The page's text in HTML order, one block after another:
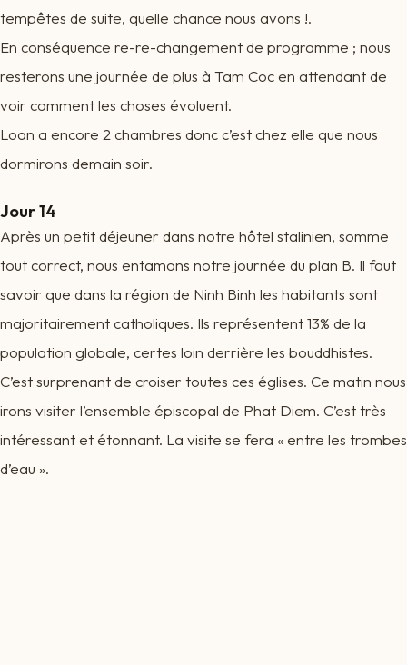
tempêtes de suite, quelle chance nous avons !.
En conséquence re-re-changement de programme ; nous
resterons une journée de plus à Tam Coc en attendant de
voir comment les choses évoluent.
Loan a encore 2 chambres donc c’est chez elle que nous
dormirons demain soir.
Jour 14
Après un petit déjeuner dans notre hôtel stalinien, somme
tout correct, nous entamons notre journée du plan B. Il faut
savoir que dans la région de Ninh Binh les habitants sont
majoritairement catholiques. Ils représentent 13% de la
population globale, certes loin derrière les bouddhistes.
C’est surprenant de croiser toutes ces églises. Ce matin nous
irons visiter l’ensemble épiscopal de Phat Diem. C’est très
intéressant et étonnant. La visite se fera « entre les trombes
d’eau ».